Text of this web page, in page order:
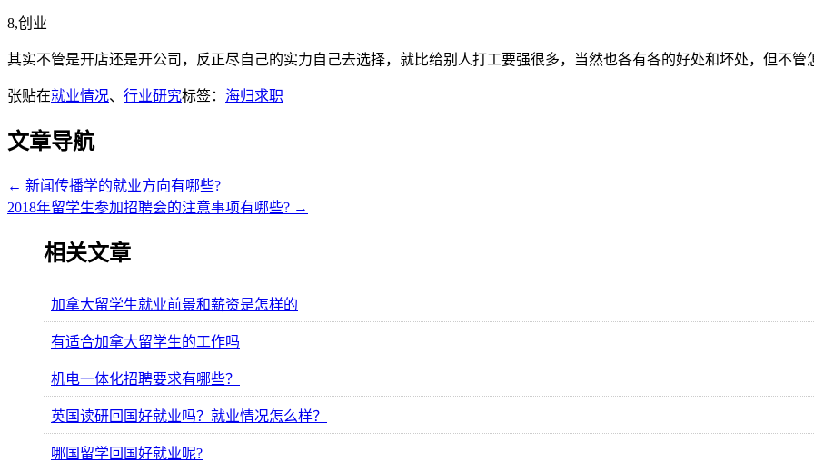
8,创业
其实不管是开店还是开公司，反正尽自己的实力自己去选择，就比给别人打工要强很多，当然也各有各的好处和坏处，但不管
张贴在就业情况、 行业研究标签： 海归求职
文章导航
← 新闻传播学的就业方向有哪些?
2018年留学生参加招聘会的注意事项有哪些? →
相关文章
加拿大留学生就业前景和薪资是怎样的
有适合加拿大留学生的工作吗
机电一体化招聘要求有哪些？
英国读研回国好就业吗？就业情况怎么样？
哪国留学回国好就业呢?